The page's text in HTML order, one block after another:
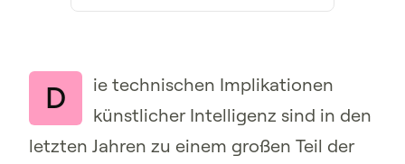
D
ie technischen Implikationen
künstlicher Intelligenz sind in den
letzten Jahren zu einem großen Teil der